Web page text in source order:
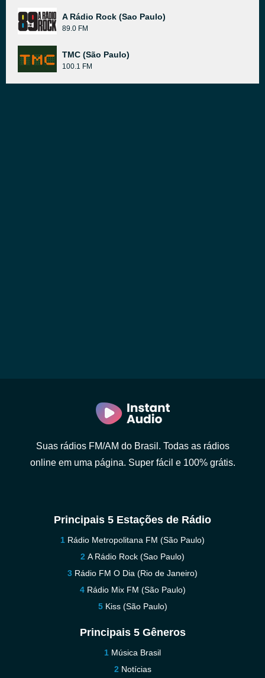
A Rádio Rock (Sao Paulo)
89.0 FM
TMC (São Paulo)
100.1 FM
Suas rádios FM/AM do Brasil. Todas as rádios
online em uma página. Super fácil e 100% grátis.
Principais 5 Estações de Rádio
Rádio Metropolitana FM (São Paulo)
A Rádio Rock (Sao Paulo)
Rádio FM O Dia (Rio de Janeiro)
Rádio Mix FM (São Paulo)
Kiss (São Paulo)
Principais 5 Gêneros
Música Brasil
Notícias